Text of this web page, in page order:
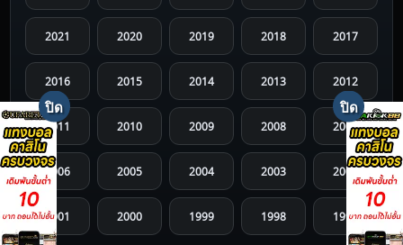
2021 2020 2019 2018 2017
2016 2015 2014 2013 2012
2011 2010 2009 2008 2007
2006 2005 2004 2003 2002
2001 2000 1999 1998 1997